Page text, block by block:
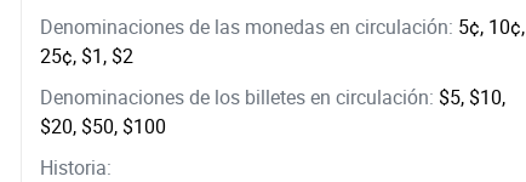
Denominaciones de las monedas en circulación: 5¢, 10¢,
25¢, $1, $2
Denominaciones de los billetes en circulación: $5, $10,
$20, $50, $100
Historia: